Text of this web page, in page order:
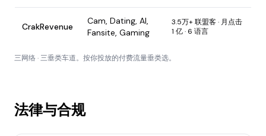
CrakRevenue
Cam, Dating, AI,
Fansite, Gaming
3.5万+ 联盟客 · 月点击
1 亿 · 6 语言
三网络 · 三垂类车道。按你投放的付费流量垂类选。
法律与合规